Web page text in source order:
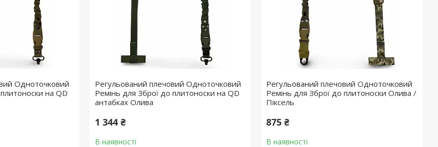
Одноточковий
на QD
Регульований плечовий Одноточковий
Ремінь для Зброї до плитоноски на QD
антабках Олива
1 344 ₴
В наявності
Регульований плечовий Одноточковий
Ремінь для Зброї до плитоноски Олива /
Піксель
875 ₴
В наявності